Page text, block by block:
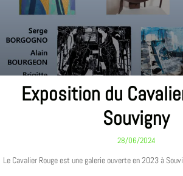
Exposition du
Souvigny
28/06/2024
Le Cavalier Rouge est une galerie ouverte en 2023 à